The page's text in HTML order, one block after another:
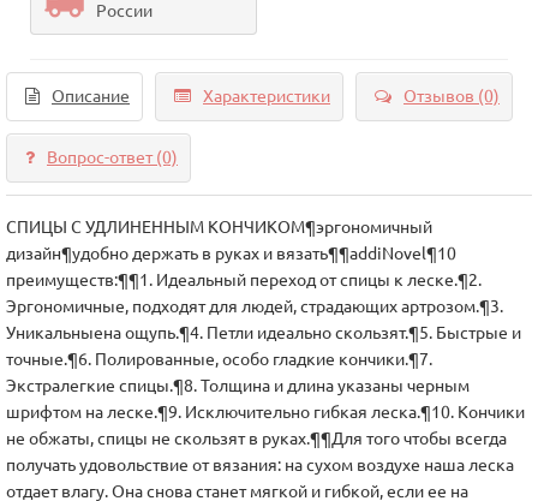
России
Описание Характеристики Отзывов (0)
Вопрос-ответ(0)
СПИЦЫ С УДЛИНЕННЫМ КОНЧИКОМ¶эргономичный
дизайн¶удобно держать в руках и вязать¶¶addiNovel¶10
преимуществ:¶¶1. Идеальный переход от спицы к леске.¶2.
Эргономичные, подходят для людей, страдающих артрозом.¶3.
Уникальныена ощупь.¶4. Петли идеально скользят.¶5. Быстрые и
точные.¶6. Полированные, особо гладкие кончики.¶7.
Экстралегкие спицы.¶8. Толщина и длина указаны черным
шрифтом на леске.¶9. Исключительно гибкая леска.¶10. Кончики
не обжаты, спицы не скользят в руках.¶¶Для того чтобы всегда
получать удовольствие от вязания: на сухом воздухе наша леска
отдает влагу. Она снова станет мягкой и гибкой, если ее на